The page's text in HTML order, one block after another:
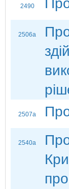
2490
2506а
2507а
2540а